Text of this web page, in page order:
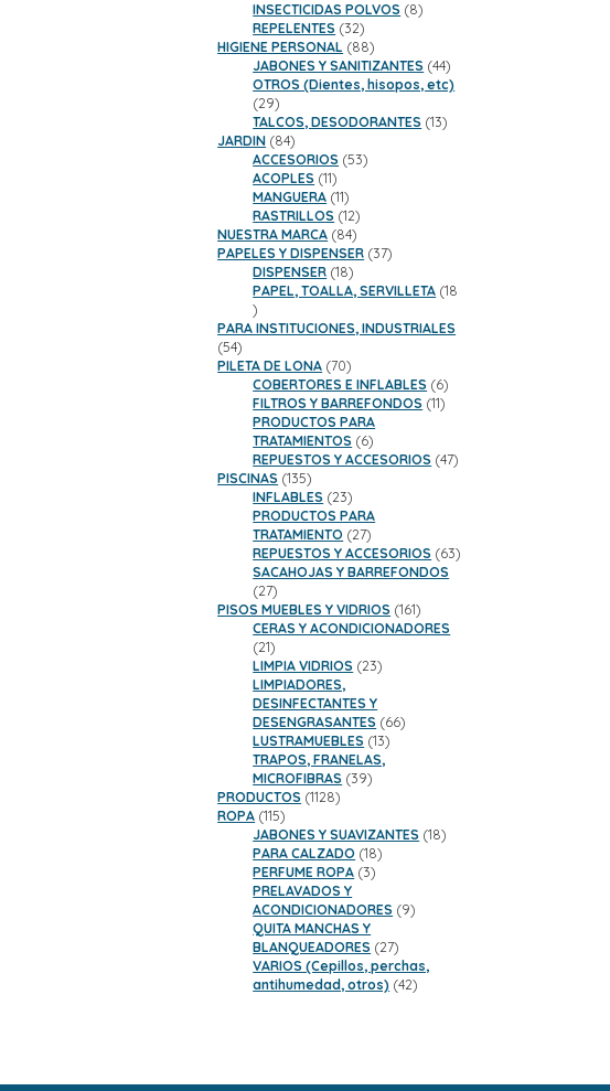
INSECTICIDAS POLVOS 88
REPELENTES 3232
productos
HIGIENE PERSONAL 8888
productos
JABONES Y SANITIZANTES 4444
productos
OTROS (Dientes, hisopos, etc)
2929
productos
TALCOS, DESODORANTES 1313
JARDIN 8484
productos
ACCESORIOS 5353
ACOPLES 1111
productos
MANGUERA 1111
productos
RASTRILLOS 1212
productos
NUESTRA MARCA 8484
productos
PAPELES Y DISPENSER 3737
DISPENSER 1818
productos
PAPEL, TOALLA, SERVILLETA 18
18
productos
PARA INSTITUCIONES, INDUSTRIALES
5454
productos
PILETA DE LONA 7070
productos
COBERTORES E INFLABLES 66
productos
FILTROS Y BARREFONDOS 1111
PRODUCTOS PARA
TRATAMIENTOS 66
productos
REPUESTOS Y ACCESORIOS 4747
PISCINAS 135135
productos
INFLABLES 2323
productos
PRODUCTOS PARA
TRATAMIENTO 2727
productos
REPUESTOS Y ACCESORIOS 6363
SACAHOJAS Y BARREFONDOS
2727
productos
PISOS MUEBLES Y VIDRIOS 161161
productos
CERAS Y ACONDICIONADORES
2121
productos
LIMPIA VIDRIOS 2323
LIMPIADORES,
DESINFECTANTES Y
DESENGRASANTES 6666
LUSTRAMUEBLES 1313
TRAPOS, FRANELAS,
MICROFIBRAS 3939
PRODUCTOS 11281128
ROPA 115115
productos
JABONES Y SUAVIZANTES 1818
PARA CALZADO 1818
PERFUME ROPA 33
PRELAVADOS Y
ACONDICIONADORES 99
QUITA MANCHAS Y
BLANQUEADORES 2727
productos
VARIOS (Cepillos, perchas,
antihumedad, otros) 4242